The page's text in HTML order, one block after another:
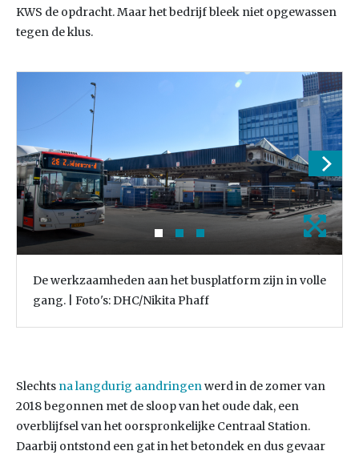
KWS de opdracht. Maar het bedrijf bleek niet opgewassen
tegen de klus.
De werkzaamheden aan het busplatform zijn in volle
gang. | Foto's: DHC/Nikita Phaff
Slechts na langdurig aandringenwerd in de zomer van
2018 begonnen met de sloop van het oude dak, een
overblijfsel van het oorspronkelijke Centraal Station.
Daarbij ontstond een gat in het betondek en dus gevaar